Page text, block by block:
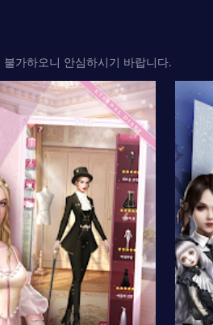
가하오니 안심하시기 바랍니다.